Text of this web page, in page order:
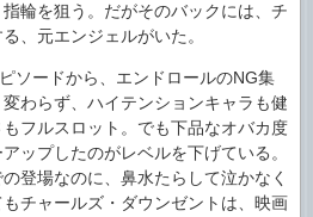
輪を狙う。だがそのバックには、チ
、元エンジェルがいた。
ソードから、エンドロールのNG集
わらず、ハイテンションキャラも健
フルスロット。でも下品なオバカ度
ップしたのがレベルを下げている。
登場なのに、鼻水たらして泣かなく
チャールズ・ダウンゼントは、映画